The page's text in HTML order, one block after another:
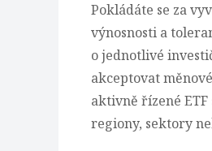
Pokládáte se za
výnosnosti a
o jednotlivé
akceptovat
aktivně řízené
regiony, sektory